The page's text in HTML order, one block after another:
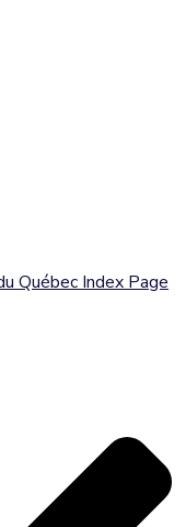
Québec Index Page